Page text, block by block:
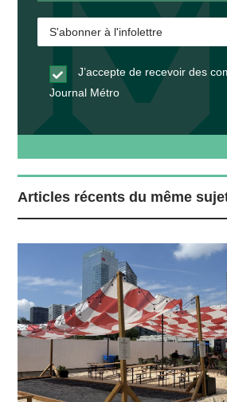
J’accepte de recevoir des
Journal Métro
Articles récents du même